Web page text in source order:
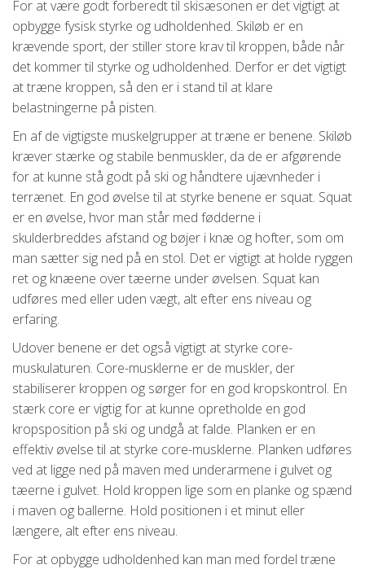
For at være godt forberedt til skisæsonen er det vigtigt at
opbygge fysisk styrke og udholdenhed. Skiløb er en
krævende sport, der stiller store krav til kroppen, både når
det kommer til styrke og udholdenhed. Derfor er det vigtigt
at træne kroppen, så den er i stand til at klare
belastningerne på pisten.
En af de vigtigste muskelgrupper at træne er benene. Skiløb
kræver stærke og stabile benmuskler, da de er afgørende
for at kunne stå godt på ski og håndtere ujævnheder i
terrænet. En god øvelse til at styrke benene er squat. Squat
er en øvelse, hvor man står med fødderne i
skulderbreddes afstand og bøjer i knæ og hofter, som om
man sætter sig ned på en stol. Det er vigtigt at holde ryggen
ret og knæene over tæerne under øvelsen. Squat kan
udføres med eller uden vægt, alt efter ens niveau og
erfaring.
Udover benene er det også vigtigt at styrke core-
muskulaturen. Core-musklerne er de muskler, der
stabiliserer kroppen og sørger for en god kropskontrol. En
stærk core er vigtig for at kunne opretholde en god
kropsposition på ski og undgå at falde. Planken er en
effektiv øvelse til at styrke core-musklerne. Planken udføres
ved at ligge ned på maven med underarmene i gulvet og
tæerne i gulvet. Hold kroppen lige som en planke og spænd
i maven og ballerne. Hold positionen i et minut eller
længere, alt efter ens niveau.
For at opbygge udholdenhed kan man med fordel træne